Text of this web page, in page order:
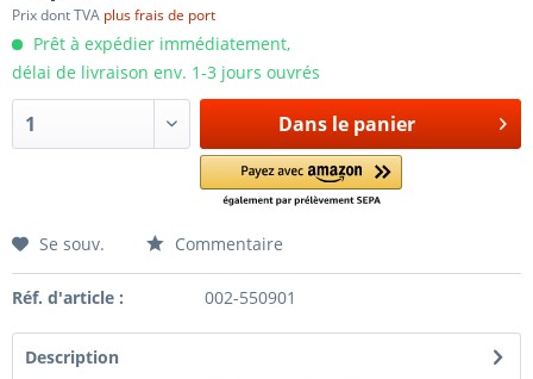
Prix dont TVA plus frais de port
Prêt à expédier immédiatement,
délai de livraison env. 1-3 jours ouvrés
Dans le panier
Se souv. Commentaire
Réf. d'article : 002-550901
Description